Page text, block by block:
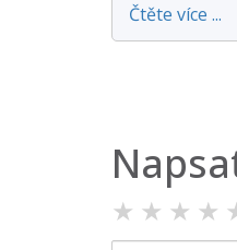
Čtěte více ...
★ ★ ★ ★